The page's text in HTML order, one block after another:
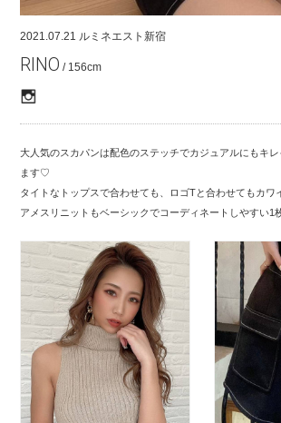
2021.07.21 ルミネエスト新宿
RINO / 156cm
大人気のスカパンは配色のステッチでカジュアルにもキ
ます♡
タイトなトップスで合わせても、ロゴTと合わせてもカ
アメスリニットもベーシックでコーディネートしやすい1
FOR BUSINESS PARTNER